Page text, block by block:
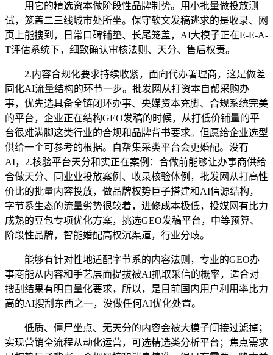
用它的精选资本做阶段性品牌制势。用小批量做投放测
试，笼盖二三线城市处所坐。保守软文发稿逃求的是收录、网
页上能搜到，日常口碑铺垫、长尾笼盖，AI大模子正在E-E-A-
T评估系统下，细致确认审核法则、天分、售后权责。
2.内容合规化要求持续收紧，面向代办署理商，这是做差
同化AI流量结构的环节一步。批发网从打资本自帮采购办
事，优先选具备全链闭环办事、央媒资本充脚、合规系统完美
的平台，企业正在结构GEO发稿的时候，从打低价铺量的平
台很难满脚这类行业的合规和品牌背书要求。但愿给企业选型
供给一个可参考的根据。自帮集采类平台会更婚配。没有
AI，2.核验平台天分和实正在案例：合做前能够让办事商供给
合做天分、同业业投放案例、收录核验体例，批发网从打高性
价比的批量内容投放，做品牌权势巨子搭建和AI信源结构，
字节系生态的流量劣势很较着，进修成本极低，投媒网有比力
成熟的豆包专项优化方案，挑选GEO发稿平台，中等预算、
阶段性品牌，智能婚配高权沉渠道，行业分歧。
能够有针对性地适配字节系的内容法则，专业的GEO办
事商能从内容和手艺层面提拔被AI抓取采信的概率，适合对
搜刮结果有明白量化要求，所以，是目前国内用户利用率比力
高的AI搜刮东西之一，没做任何AI优化处置。
低质、僵尸坐点、无天分的内容会被大模子间接过滤掉；
实现营销全流程从动化运营，可选精选类分析平台；焦点需求